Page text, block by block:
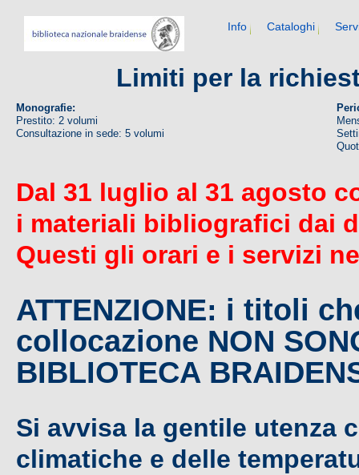
Info Cataloghi
Limiti per la
Monografie:
Prestito: 2 volumi
Consultazione in sede: 5 volumi
Dal 31 luglio al 31 agosto
i materiali bibliografici dai
Questi gli orari e i servizi
ATTENZIONE: i titoli
collocazione NON
BIBLIOTECA
Si avvisa la gentile utenza
climatiche e delle